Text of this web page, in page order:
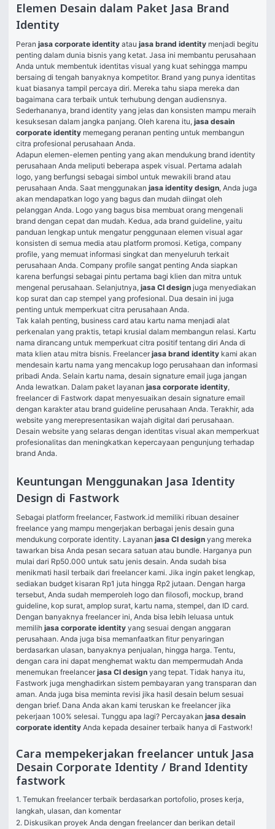
Elemen Desain dalam Paket Jasa Brand
Identity
Peran jasa corporate identity atau jasa brand identity menjadi begitu
penting dalam dunia bisnis yang ketat. Jasa ini membantu perusahaan
Anda untuk membentuk identitas visual yang kuat sehingga mampu
bersaing di tengah banyaknya kompetitor. Brand yang punya identitas
kuat biasanya tampil percaya diri. Mereka tahu siapa mereka dan
bagaimana cara terbaik untuk terhubung dengan audiensnya.
Sederhananya, brand identity yang jelas dan konsisten mampu meraih
kesuksesan dalam jangka panjang. Oleh karena itu, jasa desain
corporate identity memegang peranan penting untuk membangun
citra profesional perusahaan Anda.
Adapun elemen-elemen penting yang akan mendukung brand identity
perusahaan Anda meliputi beberapa aspek visual. Pertama adalah
logo, yang berfungsi sebagai simbol untuk mewakili brand atau
perusahaan Anda. Saat menggunakan jasa identity design, Anda juga
akan mendapatkan logo yang bagus dan mudah diingat oleh
pelanggan Anda. Logo yang bagus bisa membuat orang mengenali
brand dengan cepat dan mudah. Kedua, ada brand guideline, yaitu
panduan lengkap untuk mengatur penggunaan elemen visual agar
konsisten di semua media atau platform promosi. Ketiga, company
profile, yang memuat informasi singkat dan menyeluruh terkait
perusahaan Anda. Company profile sangat penting Anda siapkan
karena berfungsi sebagai pintu pertama bagi klien dan mitra untuk
mengenal perusahaan. Selanjutnya, jasa CI design juga menyediakan
kop surat dan cap stempel yang profesional. Dua desain ini juga
penting untuk memperkuat citra perusahaan Anda.
Tak kalah penting, business card atau kartu nama menjadi alat
perkenalan yang praktis, tetapi krusial dalam membangun relasi. Kartu
nama dirancang untuk memperkuat citra positif tentang diri Anda di
mata klien atau mitra bisnis. Freelancer jasa brand identity kami akan
mendesain kartu nama yang mencakup logo perusahaan dan informasi
pribadi Anda. Selain kartu nama, desain signature email juga jangan
Anda lewatkan. Dalam paket layanan jasa corporate identity,
freelancer di Fastwork dapat menyesuaikan desain signature email
dengan karakter atau brand guideline perusahaan Anda. Terakhir, ada
website yang merepresentasikan wajah digital dari perusahaan.
Desain website yang selaras dengan identitas visual akan memperkuat
profesionalitas dan meningkatkan kepercayaan pengunjung terhadap
brand Anda.
Keuntungan Menggunakan Jasa Identity
Design di Fastwork
Sebagai platform freelancer, Fastwork.id memiliki ribuan desainer
freelance yang mampu mengerjakan berbagai jenis desain guna
mendukung corporate identity. Layanan jasa CI design yang mereka
tawarkan bisa Anda pesan secara satuan atau bundle. Harganya pun
mulai dari Rp50.000 untuk satu jenis desain. Anda sudah bisa
menikmati hasil terbaik dari freelancer kami. Jika ingin paket lengkap,
sediakan budget kisaran Rp1 juta hingga Rp2 jutaan. Dengan harga
tersebut, Anda sudah memperoleh logo dan filosofi, mockup, brand
guideline, kop surat, amplop surat, kartu nama, stempel, dan ID card.
Dengan banyaknya freelancer ini, Anda bisa lebih leluasa untuk
memilih jasa corporate identity yang sesuai dengan anggaran
perusahaan. Anda juga bisa memanfaatkan fitur penyaringan
berdasarkan ulasan, banyaknya penjualan, hingga harga. Tentu,
dengan cara ini dapat menghemat waktu dan mempermudah Anda
menemukan freelancer jasa CI design yang tepat. Tidak hanya itu,
Fastwork juga menghadirkan sistem pembayaran yang transparan dan
aman. Anda juga bisa meminta revisi jika hasil desain belum sesuai
dengan brief. Dana Anda akan kami teruskan ke freelancer jika
pekerjaan 100% selesai. Tunggu apa lagi? Percayakan jasa desain
corporate identity Anda kepada desainer terbaik hanya di Fastwork!
Cara mempekerjakan freelancer untuk Jasa
Desain Corporate Identity / Brand Identity
fastwork
1. Temukan freelancer terbaik berdasarkan portofolio, proses kerja,
langkah, ulasan, dan komentar
2. Diskusikan proyek Anda dengan freelancer dan berikan detail